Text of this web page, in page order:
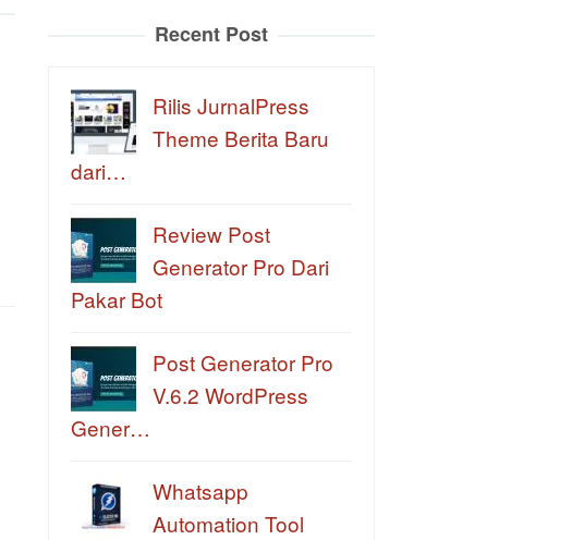
Recent Post
Rilis JurnalPress
Theme Berita Baru
dari…
Review Post
Generator Pro Dari
Pakar Bot
Post Generator Pro
V.6.2 WordPress
Gener…
Whatsapp
Automation Tool